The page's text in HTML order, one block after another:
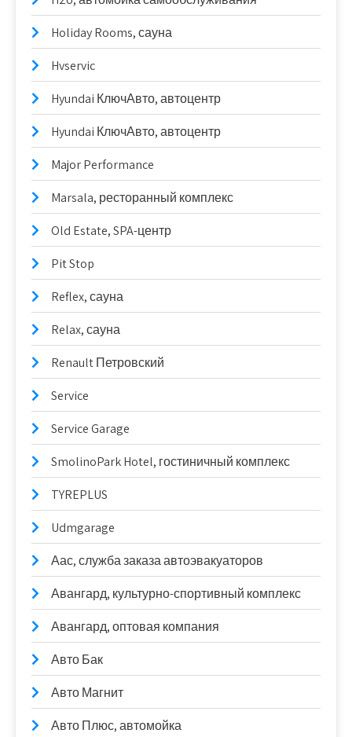
Holiday Rooms, сауна
Hvservic
Hyundai КлючАвто, автоцентр
Hyundai КлючАвто, автоцентр
Major Performance
Marsala, ресторанный комплекс
Old Estate, SPA-центр
Pit Stop
Reflex, сауна
Relax, сауна
Renault Петровский
Service
Service Garage
SmolinoPark Hotel, гостиничный комплекс
TYREPLUS
Udmgarage
Аас, служба заказа автоэвакуаторов
Авангард, культурно-спортивный комплекс
Авангард, оптовая компания
Авто Бак
Авто Магнит
Авто Плюс, автомойка